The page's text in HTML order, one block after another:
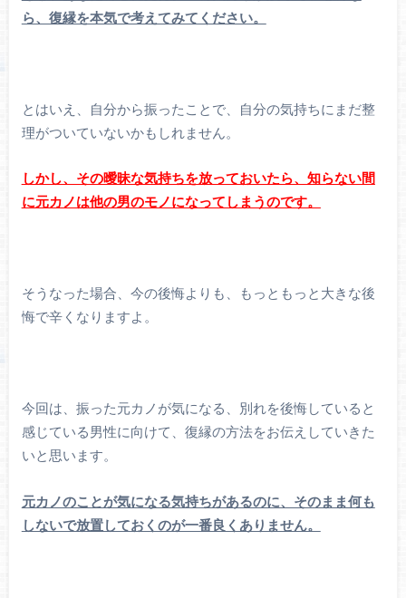
ら、復縁を本気で考えてみてください。
とはいえ、自分から振ったことで、自分の気持ちにまだ整
理がついていないかもしれません。
しかし、その曖昧な気持ちを放っておいたら、知らない間
に元カノは他の男のモノになってしまうのです。
そうなった場合、今の後悔よりも、もっともっと大きな後
悔で辛くなりますよ。
今回は、振った元カノが気になる、別れを後悔していると
感じている男性に向けて、復縁の方法をお伝えしていきた
いと思います。
元カノのことが気になる気持ちがあるのに、そのまま何も
しないで放置しておくのが一番良くありません。